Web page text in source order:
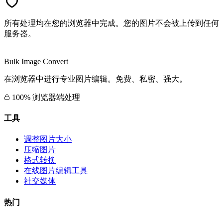
所有处理均在您的浏览器中完成。您的图片不会被上传到任何
服务器。
Bulk Image Convert
在浏览器中进行专业图片编辑。免费、私密、强大。
100% 浏览器端处理
工具
调整图片大小
压缩图片
格式转换
在线图片编辑工具
社交媒体
热门